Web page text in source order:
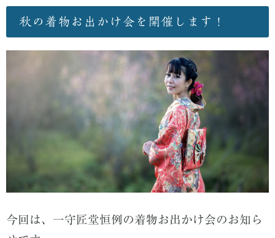
秋の着物お出かけ会を開催します！
今回は、一守匠堂恒例の着物お出かけ会のお知ら